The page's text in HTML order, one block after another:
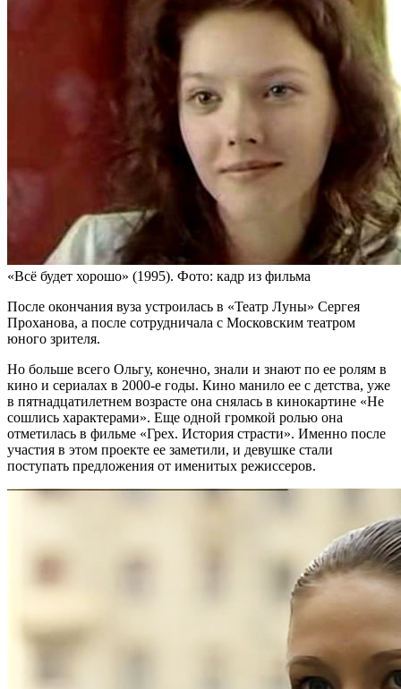
«Всё будет хорошо» (1995). Фото: кадр из фильма
После окончания вуза устроилась в «Театр Луны» Сергея
Проханова, а после сотрудничала с Московским театром
юного зрителя.
Но больше всего Ольгу, конечно, знали и знают по ее ролям в
кино и сериалах в 2000-е годы. Кино манило ее с детства, уже
в пятнадцатилетнем возрасте она снялась в кинокартине «Не
сошлись характерами». Еще одной громкой ролью она
отметилась в фильме «Грех. История страсти». Именно после
участия в этом проекте ее заметили, и девушке стали
поступать предложения от именитых режиссеров.